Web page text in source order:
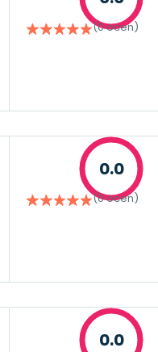
(0 ocen)
0.0
(0 ocen)
0.0